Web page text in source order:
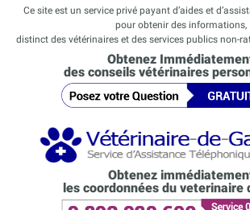
Ce site est un service privé payant d’aides et
pour obtenir des informations,
distinct des vétérinaires et des services publics non-
Obtenez
des conseils vétérinaires
Obtenez
les coordonnées du veterinaire